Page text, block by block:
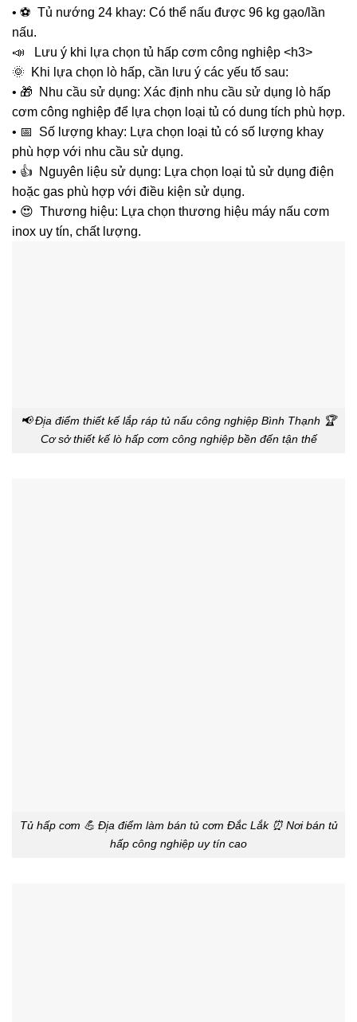
• ⚽ Tủ nướng 24 khay: Có thể nấu được 96 kg gạo/lần
nấu.
📣 Lưu ý khi lựa chọn tủ hấp cơm công nghiệp <h3>
🌞 Khi lựa chọn lò hấp, cần lưu ý các yếu tố sau:
• 🎁 Nhu cầu sử dụng: Xác định nhu cầu sử dụng lò hấp
cơm công nghiệp để lựa chọn loại tủ có dung tích phù hợp.
• 📅 Số lượng khay: Lựa chọn loại tủ có số lượng khay
phù hợp với nhu cầu sử dụng.
• 👍 Nguyên liệu sử dụng: Lựa chọn loại tủ sử dụng điện
hoặc gas phù hợp với điều kiện sử dụng.
• 😍 Thương hiệu: Lựa chọn thương hiệu máy nấu cơm
inox uy tín, chất lượng.
📢 Đị̣a điểm thiết kế lắp ráp tủ nấu công nghiệp Bình Thạnh 🏆
Cơ sở thiết kế lò hấp cơm công nghiệp bền đến tận thế
Tủ hấp cơm 💪 Đị̣a điểm làm bán tủ cơm Đắc Lắk ⏰ Nơi bán tủ
hấp công nghiệp uy tín cao